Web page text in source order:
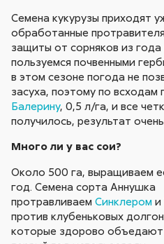
Семена кукурузы приходят
обработанные
защиты от сорняков из года
пользуемся почвенными
в этом сезоне погода не
засуха, поэтому по всходам
Балерину, 0,5 л/га, и все
получилось, результат
Много ли у вас сои?
Около 500 га, выращиваем
год. Семена сорта Аннушка
протравливаемСинклером и
против клубеньковых
которые здорово объедают